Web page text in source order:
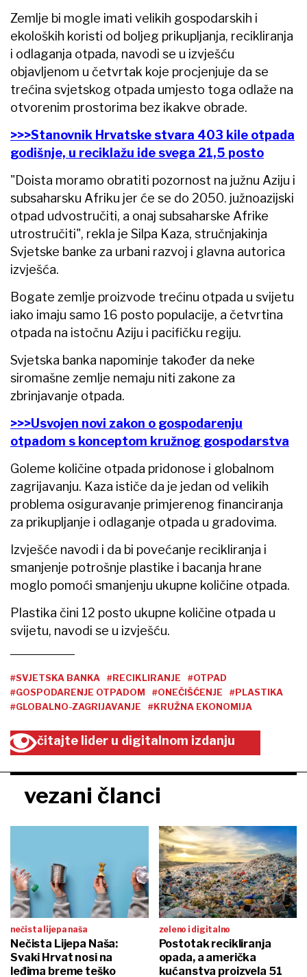
Zemlje bi mogle imati velikih gospodarskih i
ekoloških koristi od boljeg prikupljanja, recikliranja
i odlaganja otpada, navodi se u izvješću
objavljenom u četvrtak koje procjenjuje da se
trećina svjetskog otpada umjesto toga odlaže na
otvorenim prostorima bez ikakve obrade.
>>>Stanovnik Hrvatske stvara 403 kile otpada
godišnje, u reciklažu ide svega 21,5 posto
"Doista moramo obratiti pozornost na južnu Aziju i
subsaharsku Afriku jer će se do 2050. južnoazijski
otpad udvostručiti, a onaj subsaharske Afrike
utrostručiti", rekla je Silpa Kaza, stručnjakinja
Svjetske banke za urbani razvoj i glavna autorica
izvješća.
Bogate zemlje proizvode trećinu otpada u svijetu
iako imaju samo 16 posto populacije, a četvrtina
otpada na istočnu Aziju i pacifičku regiju.
Svjetska banka napominje također da neke
siromašne zemlje nemaju niti zakone za
zbrinjavanje otpada.
>>>Usvojen novi zakon o gospodarenju
otpadom s konceptom kružnog gospodarstva
Goleme količine otpada pridonose i globalnom
zagrijavanju. Kaza ističe da je jedan od velikih
problema osiguravanje primjerenog financiranja
za prikupljanje i odlaganje otpada u gradovima.
Izvješće navodi i da bi povećanje recikliranja i
smanjenje potrošnje plastike i bacanja hrane
moglo pomoći smanjenju ukupne količine otpada.
Plastika čini 12 posto ukupne količine otpada u
svijetu, navodi se u izvješću.
#SVJETSKA BANKA #RECIKLIRANJE
#OTPAD
#GOSPODARENJE OTPADOM
#ONEČIŠĆENJE
#PLASTIKA
#GLOBALNO-ZAGRIJAVANJE
#KRUŽNA EKONOMIJA
čitajte lider u digitalnom izdanju
vezani članci
nečista lijepa naša
Nečista Lijepa Naša:
Svaki Hrvat nosi na
leđima breme teško
zeleno i digitalno
Postotak recikliranja
opada, a američka
kućanstva proizvela 51